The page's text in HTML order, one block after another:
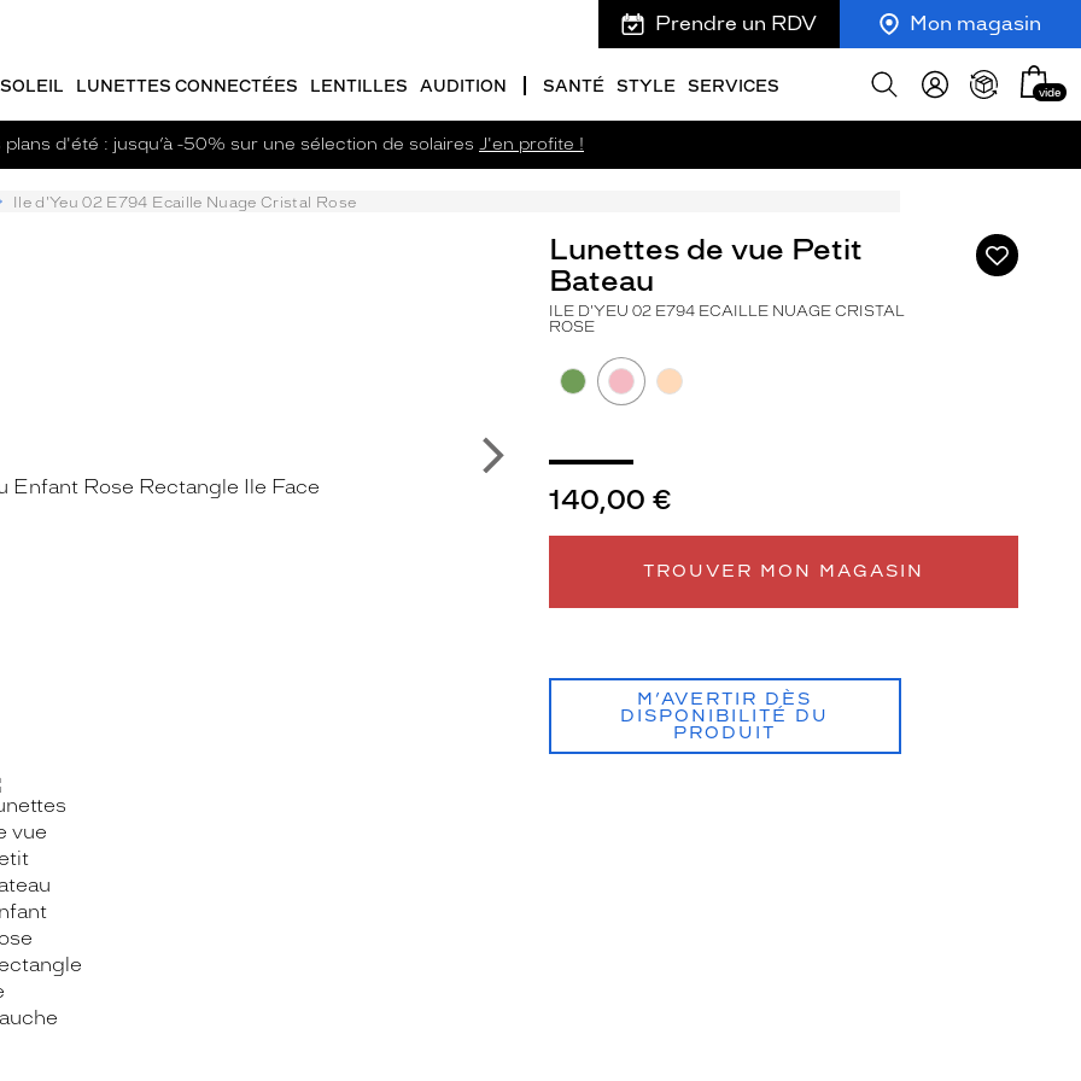
Prendre un RDV Mon magasin
LUNETTES CONNECTÉES LENTILLES AUDITION SANTÉ STYLE SERVICES
Afficher
Mon
panier
vide
plans d'été : jusqu’à -50% sur une sélection de solaires J'en profite !
Ile d'Yeu 02 E794 Ecaille Nuage Cristal Rose
Ajouter
à
Suivant
Lunettes de vue Petit
Bateau
ILE D'YEU 02 E794 ECAILLE NUAGE CRISTAL
ROSE
140,00 €
TROUVER MON MAGASIN
M’AVERTIR DÈS
DISPONIBILITÉ DU
PRODUIT